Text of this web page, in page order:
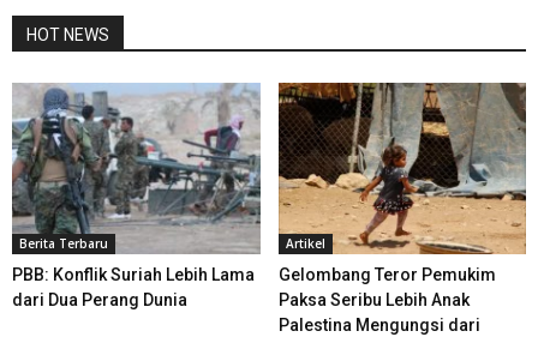
HOT NEWS
Berita Terbaru
PBB: Konflik Suriah Lebih Lama
dari Dua Perang Dunia
Artikel
Gelombang Teror Pemukim
Paksa Seribu Lebih Anak
Palestina Mengungsi dari